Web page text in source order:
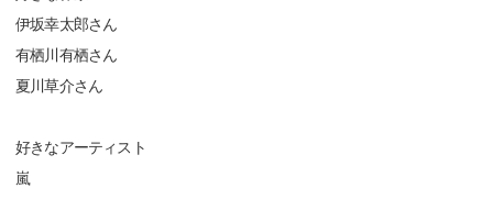
伊坂幸太郎さん
有栖川有栖さん
夏川草介さん
好きなアーティスト
嵐